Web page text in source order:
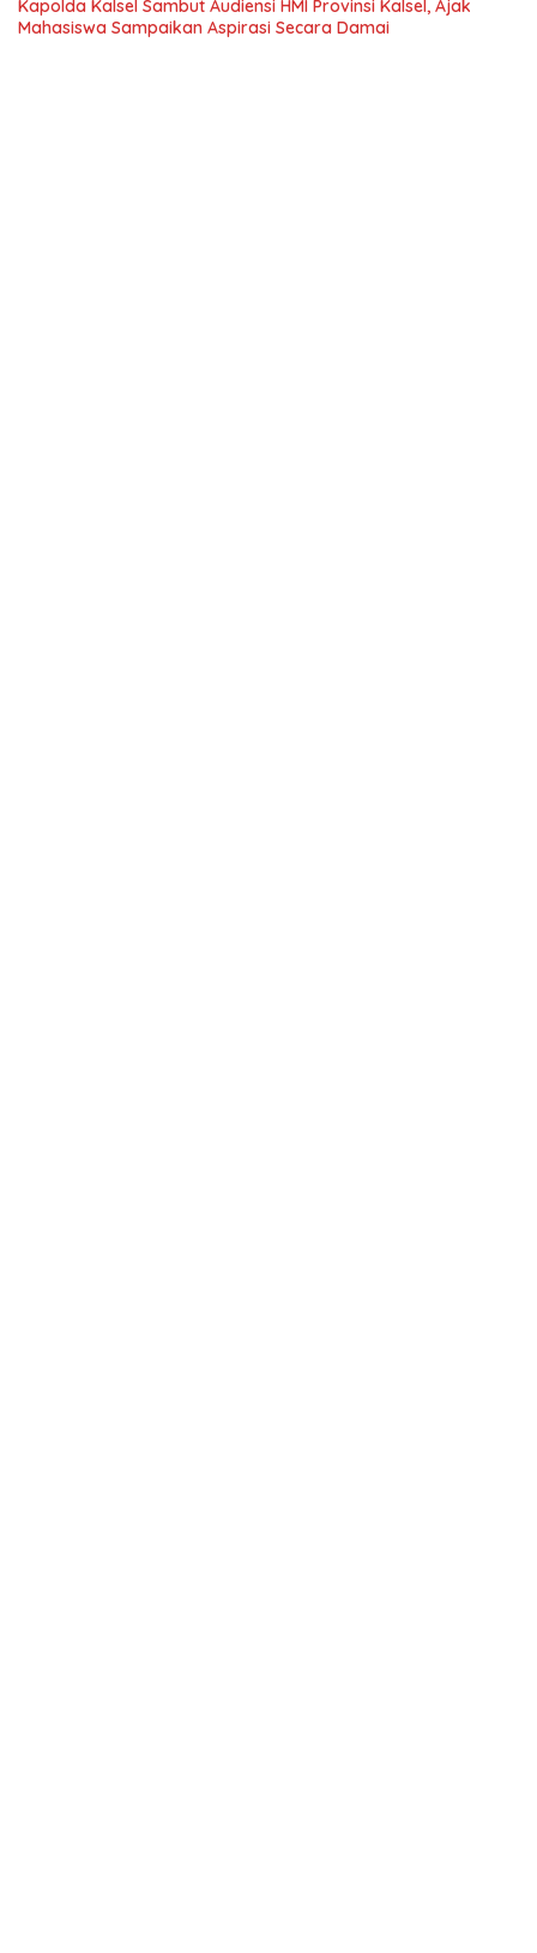
Kapolda Kalsel Sambut Audiensi HMI Provinsi Kalsel, Ajak
Mahasiswa Sampaikan Aspirasi Secara Damai